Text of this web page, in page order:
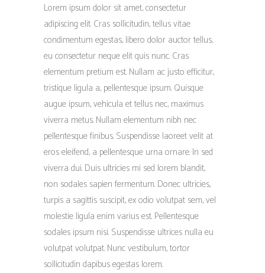
Lorem ipsum dolor sit amet, consectetur
adipiscing elit. Cras sollicitudin, tellus vitae
condimentum egestas, libero dolor auctor tellus,
eu consectetur neque elit quis nunc. Cras
elementum pretium est. Nullam ac justo efficitur,
tristique ligula a, pellentesque ipsum. Quisque
augue ipsum, vehicula et tellus nec, maximus
viverra metus. Nullam elementum nibh nec
pellentesque finibus. Suspendisse laoreet velit at
eros eleifend, a pellentesque urna ornare. In sed
viverra dui. Duis ultricies mi sed lorem blandit,
non sodales sapien fermentum. Donec ultricies,
turpis a sagittis suscipit, ex odio volutpat sem, vel
molestie ligula enim varius est. Pellentesque
sodales ipsum nisi. Suspendisse ultrices nulla eu
volutpat volutpat. Nunc vestibulum, tortor
sollicitudin dapibus egestas lorem.